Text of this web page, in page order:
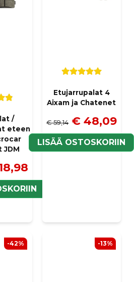
/
eteen
JDM
Etujarrupalat 4
Aixam ja Chatenet
€ 59,14 € 48,09
LISÄÄ OSTOSKORIIN
-42% -13%